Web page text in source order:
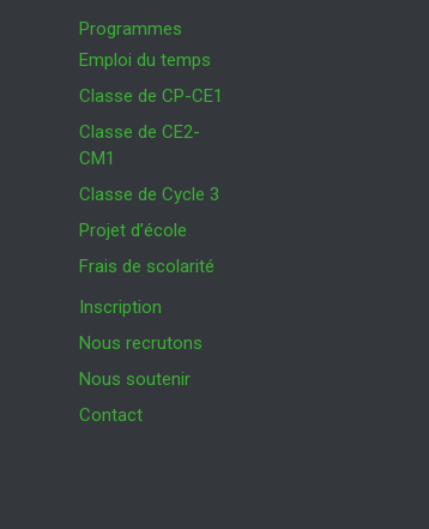
Programmes
Emploi du temps
Classe de CP-CE1
Classe de CE2-
CM1
Classe de Cycle 3
Projet d’école
Frais de scolarité
Inscription
Nous recrutons
Nous soutenir
Contact